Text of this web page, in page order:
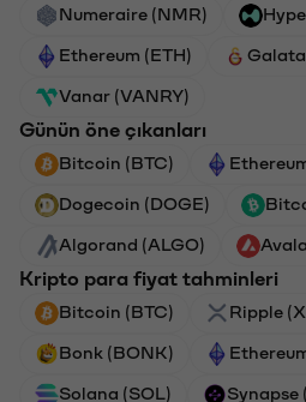
Numeraire (NMR)
Ethereum (ETH)
Vanar (VANRY)
Günün öne çıkanları
Bitcoin (BTC)
Dogecoin (DOGE)
Algorand (ALGO)
Kripto para fiyat tahminleri
Bitcoin (BTC) Ripple
Bonk (BONK)
Solana (SOL) Synapse